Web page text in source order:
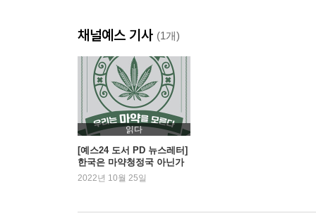
사막의 폭풍 | 화학무기 | 자율신경계 | 걸프전
계속되는 전쟁 | 백신 작전
더 들어가기: 아프가니스탄, 세계 최대 아편 생산지
2부 전쟁을 끝내다: 답을 찾는 자들
4장 비타민 전쟁
203고지를 점령하라 | 러일전쟁의 분수령 | 향
카레라이스의 활약 | 지나친 자신감의 끝 | 여순항
채널예스 기사 (1개)
읽다
[예스24 도서 PD 뉴스레터]
한국은 마약청정국 아닌가
요? - 『우리는 마약을 모른
2022년 10월 25일